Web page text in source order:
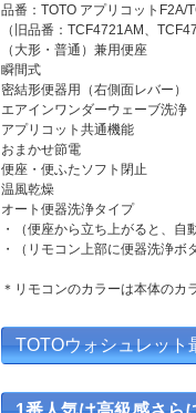
品番：TOTO アプリコットF2A/
（旧品番：TCF4721AM、
（大形・普通）兼用便座
瞬間式
密結形便器用（右側面レバー）
エアインワンダーウェーブ洗浄
アプリコット共通機能
おまかせ節電
便座・便ふたソフト閉止
温風乾燥
オート便器洗浄タイプ
・（便座から立ち上がると、自
・（リモコン上部に便器洗浄ボ
＊リモコンのカラーは本体のカ
TOTOウォシュレット